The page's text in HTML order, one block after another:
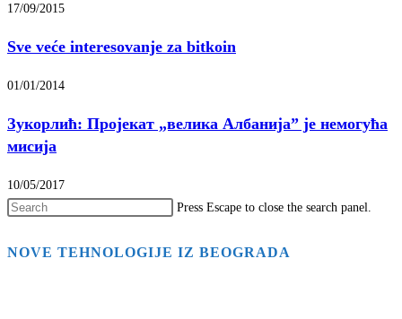
17/09/2015
Sve veće interesovanje za bitkoin
01/01/2014
Зукорлић: Пројекат „велика Албанија” је немогућа
мисија
10/05/2017
Press Escape to close the search panel.
NOVE TEHNOLOGIJE IZ BEOGRADA